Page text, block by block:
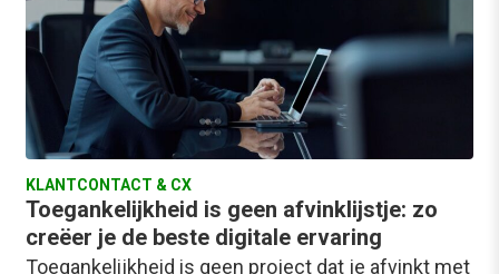
KLANTCONTACT & CX
Toegankelijkheid is geen afvinklijstje: zo
creëer je de beste digitale ervaring
Toegankelijkheid is geen project dat je afvinkt met